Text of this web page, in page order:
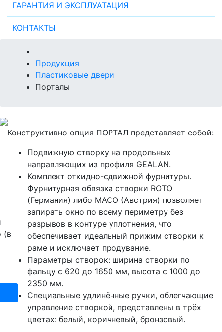
ГАРАНТИЯ И ЭКСПЛУАТАЦИЯ
КОНТАКТЫ
Продукция
Пластиковые двери
Порталы
(в
Конструктивно опция ПОРТАЛ представляет собой:
Подвижную створку на продольных
направляющих из профиля GEALAN.
Комплект откидно-сдвижной фурнитуры.
Фурнитурная обвязка створки ROTO
(Германия) либо MACO (Австрия) позволяет
запирать окно по всему периметру без
разрывов в контуре уплотнения, что
обеспечивает идеальный прижим створки к
раме и исключает продувание.
Параметры створок: ширина створки по
фальцу c 620 до 1650 мм, высота с 1000 до
2350 мм.
Специальные удлинённые ручки, облегчающие
управление створкой, представлены в трёх
цветах: белый, коричневый, бронзовый.